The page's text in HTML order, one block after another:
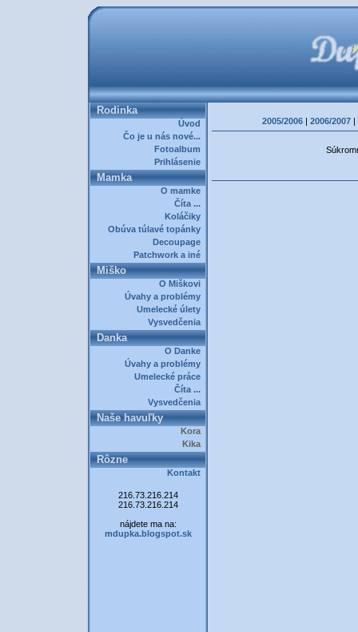
Rodinka
Úvod
Čo je u nás nové...
Fotoalbum
Prihlásenie
Mamka
O mamke
Číta ...
Koláčiky
Obúva túlavé topánky
Decoupage
Patchwork a iné
Miško
O Miškovi
Úvahy a problémy
Umelecké úlety
Vysvedčenia
Danka
O Danke
Úvahy a problémy
Umelecké práce
Číta ...
Vysvedčenia
Naše havuľky
Kora
Kika
Rôzne
Kontakt
216.73.216.214
216.73.216.214
nájdete ma na:
mdupka.blogspot.sk
2005/2006 | 2006/2007 |